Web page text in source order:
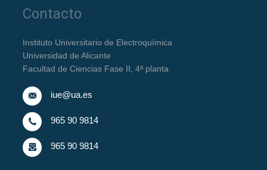
Contacto
Instituto Universitario de Electroquímica
Universidad de Alicante
Facultad de Ciencias Fase II, 4ª planta
iue@ua.es
965 90 9814
965 90 9814